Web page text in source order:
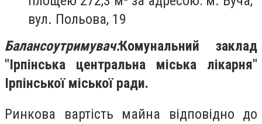
вул. Польова, 19
Балансоутримувач:Комунальний заклад
"Ірпінська центральна міська лікарня"
Ірпінської міської ради.
Ринкова вартість майна відповідно до